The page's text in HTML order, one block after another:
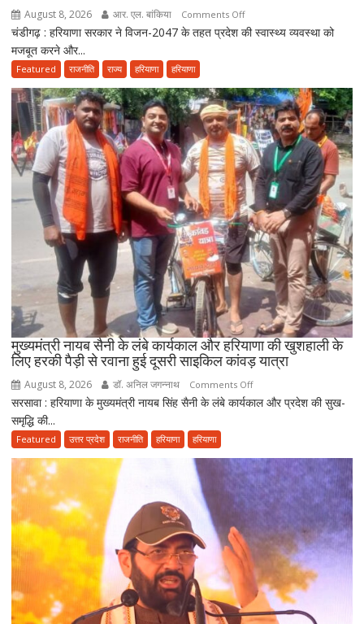
August 8, 2026 आर. एल. बांकिया Comments Offon
विजन-2047
सेवाओं
का
होगा
विस्तार,
CM
सैनी
बोले-
2047
तक
हरियाणा
को
स्वास्थ्य
क्षेत्र
में
बनाएंगे
अग्रणी
राज्य
चंडीगढ़ : हरियाणा सरकार ने विजन-2047 के तहत प्रदेश की स्वास्थ्य व्यवस्था को
मजबूत करने और...
Featured राजनीति राज्य हरियाणा हरियाणा
मुख्यमंत्री नायब सैनी के लंबे कार्यकाल और हरियाणा की खुशहाली के
लिए हरकी पैड़ी से रवाना हुई दूसरी साइकिल कांवड़ यात्रा
August 8, 2026 डॉ. अनिल जगन्नाथ Comments Offon
मुख्यमंत्री
के
लंबे
कार्यकाल
और
हरियाणा
की
खुशहाली
के
लिए
हरकी
सरसावा : हरियाणा के मुख्यमंत्री नायब सिंह सैनी के लंबे कार्यकाल और प्रदेश की सुख-
समृद्धि की...
Featured उत्तर प्रदेश राजनीति हरियाणा हरियाणा